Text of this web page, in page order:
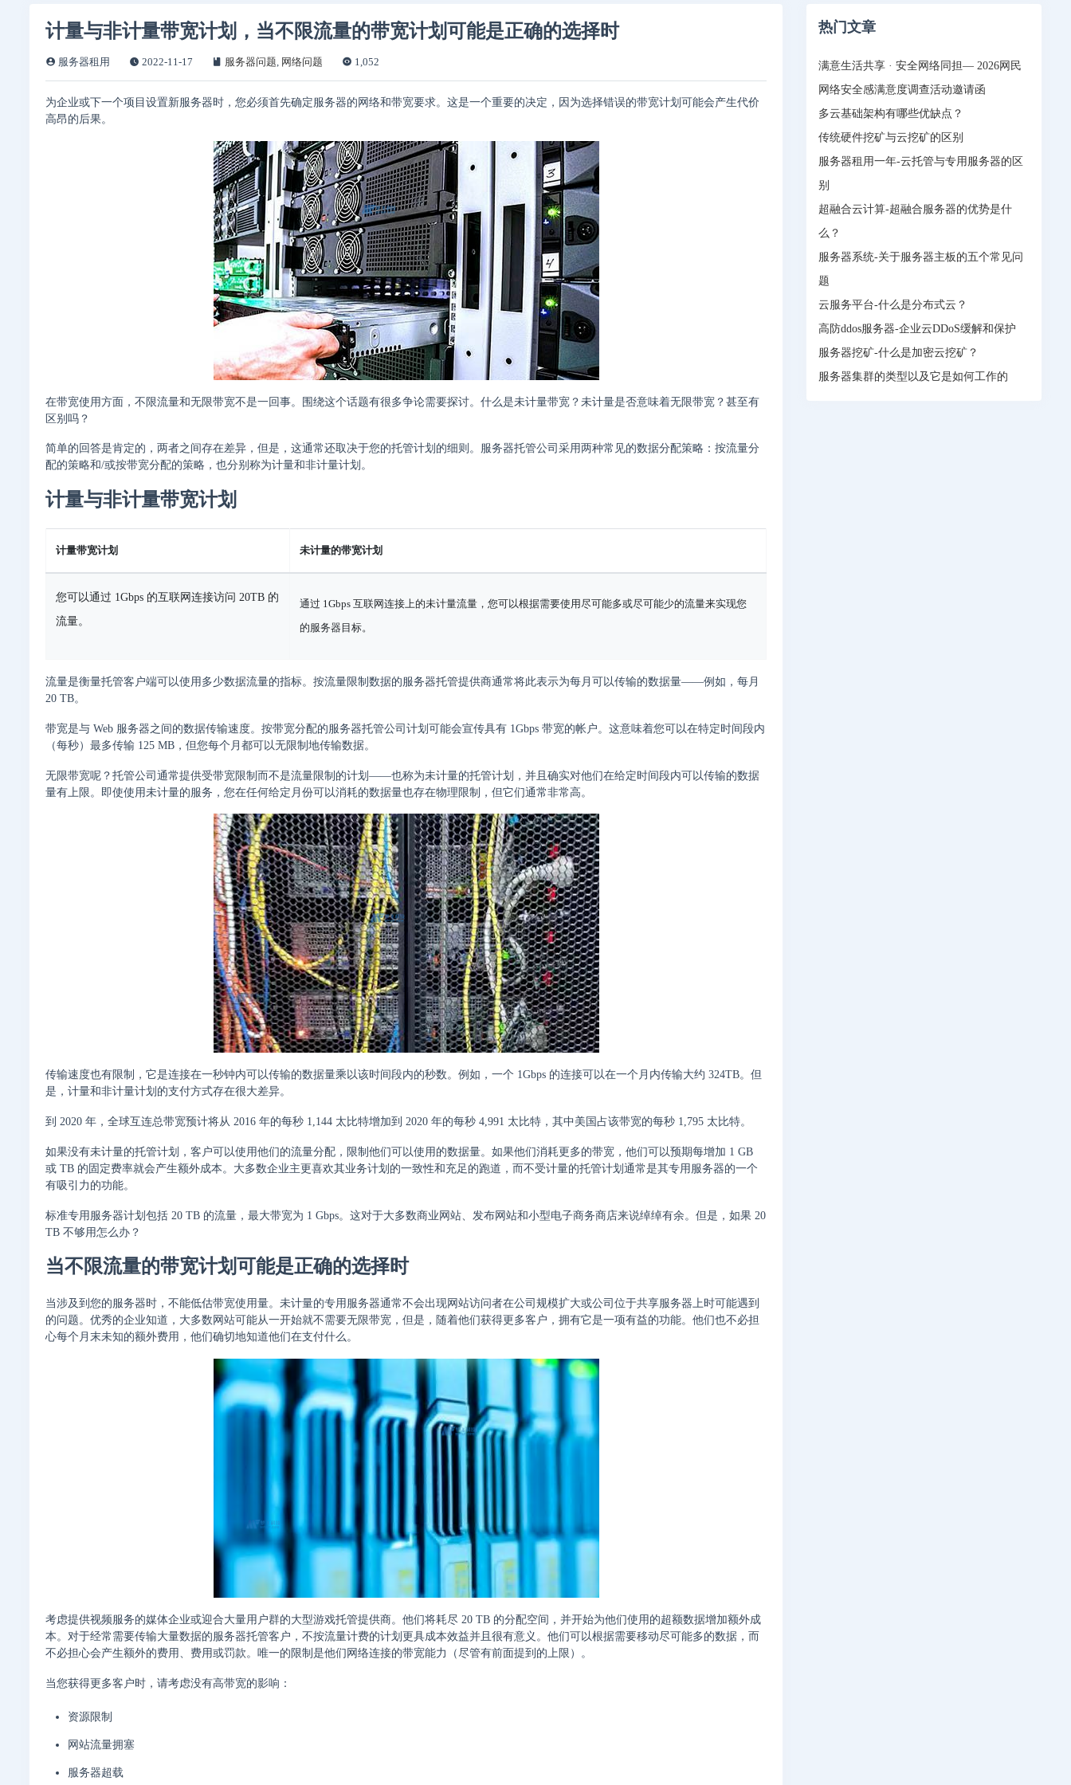
计量与非计量带宽计划，当不限流量的带宽计划可能是正确的选择时
服务器租用 2022-11-17 服务器问题, 网络问题 1,052
为企业或下一个项目设置新服务器时，您必须首先确定服务器的网络和带宽要求。这是一个重要的决定，因为选择错误的带宽计划可能会产生代价
高昂的后果。
在带宽使用方面，不限流量和无限带宽不是一回事。围绕这个话题有很多争论需要探讨。什么是未计量带宽？未计量是否意味着无限带宽？甚至有
区别吗？
简单的回答是肯定的，两者之间存在差异，但是，这通常还取决于您的托管计划的细则。服务器托管公司采用两种常见的数据分配策略：按流量分
配的策略和/或按带宽分配的策略，也分别称为计量和非计量计划。
计量与非计量带宽计划
计量带宽计划 未计量的带宽计划
您可以通过 1Gbps 的互联网连接访问 20TB 的
流量。
通过 1Gbps 互联网连接上的未计量流量，您可以根据需要使用尽可能多或尽可能少的流量来实现您
的服务器目标。
流量是衡量托管客户端可以使用多少数据流量的指标。按流量限制数据的服务器托管提供商通常将此表示为每月可以传输的数据量——例如，每月
20 TB。
带宽是与 Web 服务器之间的数据传输速度。按带宽分配的服务器托管公司计划可能会宣传具有 1Gbps 带宽的帐户。这意味着您可以在特定时间段内
（每秒）最多传输 125 MB，但您每个月都可以无限制地传输数据。
无限带宽呢？托管公司通常提供受带宽限制而不是流量限制的计划——也称为未计量的托管计划，并且确实对他们在给定时间段内可以传输的数据
量有上限。即使使用未计量的服务，您在任何给定月份可以消耗的数据量也存在物理限制，但它们通常非常高。
传输速度也有限制，它是连接在一秒钟内可以传输的数据量乘以该时间段内的秒数。例如，一个 1Gbps 的连接可以在一个月内传输大约 324TB。但
是，计量和非计量计划的支付方式存在很大差异。
到 2020 年，全球互连总带宽预计将从 2016 年的每秒 1,144 太比特增加到 2020 年的每秒 4,991 太比特，其中美国占该带宽的每秒 1,795 太比特。
如果没有未计量的托管计划，客户可以使用他们的流量分配，限制他们可以使用的数据量。如果他们消耗更多的带宽，他们可以预期每增加 1 GB
或 TB 的固定费率就会产生额外成本。大多数企业主更喜欢其业务计划的一致性和充足的跑道，而不受计量的托管计划通常是其专用服务器的一个
有吸引力的功能。
标准专用服务器计划包括 20 TB 的流量，最大带宽为 1 Gbps。这对于大多数商业网站、发布网站和小型电子商务商店来说绰绰有余。但是，如果 20
TB 不够用怎么办？
当不限流量的带宽计划可能是正确的选择时
当涉及到您的服务器时，不能低估带宽使用量。未计量的专用服务器通常不会出现网站访问者在公司规模扩大或公司位于共享服务器上时可能遇到
的问题。优秀的企业知道，大多数网站可能从一开始就不需要无限带宽，但是，随着他们获得更多客户，拥有它是一项有益的功能。他们也不必担
心每个月末未知的额外费用，他们确切地知道他们在支付什么。
考虑提供视频服务的媒体企业或迎合大量用户群的大型游戏托管提供商。他们将耗尽 20 TB 的分配空间，并开始为他们使用的超额数据增加额外成
本。对于经常需要传输大量数据的服务器托管客户，不按流量计费的计划更具成本效益并且很有意义。他们可以根据需要移动尽可能多的数据，而
不必担心会产生额外的费用、费用或罚款。唯一的限制是他们网络连接的带宽能力（尽管有前面提到的上限）。
当您获得更多客户时，请考虑没有高带宽的影响：
资源限制
网站流量拥塞
服务器超载
热门文章
满意生活共享 · 安全网络同担— 2026网民
网络安全感满意度调查活动邀请函
多云基础架构有哪些优缺点？
传统硬件挖矿与云挖矿的区别
服务器租用一年-云托管与专用服务器的区
别
超融合云计算-超融合服务器的优势是什
么？
服务器系统-关于服务器主板的五个常见问
题
云服务平台-什么是分布式云？
高防ddos服务器-企业云DDoS缓解和保护
服务器挖矿-什么是加密云挖矿？
服务器集群的类型以及它是如何工作的